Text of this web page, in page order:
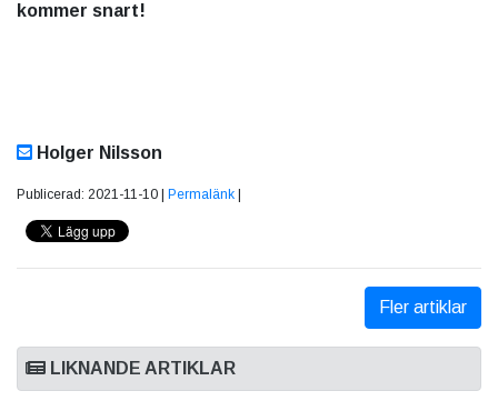
kommer snart!
Holger Nilsson
Publicerad: 2021-11-10 | Permalänk
Fler artiklar
LIKNANDE ARTIKLAR